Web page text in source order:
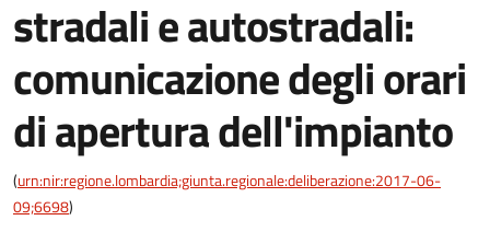
stradali e autostradali:
comunicazione degli orari
di apertura dell'impianto
(urn:nir:regione.lombardia;giunta.regionale:deliberazione:2017-06-
09;6698)